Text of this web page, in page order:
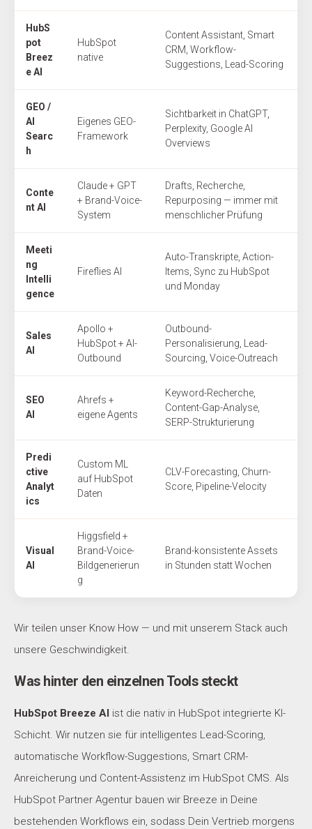
HubS
pot
Breez
e AI
HubSpot
native
Content Assistant, Smart
CRM, Workflow-
Suggestions, Lead-Scoring
GEO /
AI
Searc
h
Eigenes GEO-
Framework
Sichtbarkeit in ChatGPT,
Perplexity, Google AI
Overviews
Conte
nt AI
Claude + GPT
+ Brand-Voice-
System
Drafts, Recherche,
Repurposing — immer mit
menschlicher Prüfung
Meeti
ng
Intelli
gence
Fireflies AI
Auto-Transkripte, Action-
Items, Sync zu HubSpot
und Monday
Sales
AI
Apollo +
HubSpot + AI-
Outbound
Outbound-
Personalisierung, Lead-
Sourcing, Voice-Outreach
SEO
AI
Ahrefs +
eigene Agents
Keyword-Recherche,
Content-Gap-Analyse,
SERP-Strukturierung
Predi
ctive
Analyt
ics
Custom ML
auf HubSpot
Daten
CLV-Forecasting, Churn-
Score, Pipeline-Velocity
Visual
AI
Higgsfield +
Brand-Voice-
Bildgenerierun
g
Brand-konsistente Assets
in Stunden statt Wochen
Wir teilen unser Know How — und mit unserem Stack auch
unsere Geschwindigkeit.
Was hinter den einzelnen Tools steckt
HubSpot Breeze AI ist die nativ in HubSpot integrierte KI-
Schicht. Wir nutzen sie für intelligentes Lead-Scoring,
automatische Workflow-Suggestions, Smart CRM-
Anreicherung und Content-Assistenz im HubSpot CMS. Als
HubSpot Partner Agentur bauen wir Breeze in Deine
bestehenden Workflows ein, sodass Dein Vertrieb morgens